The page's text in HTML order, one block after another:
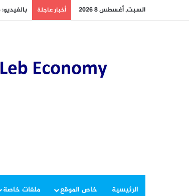
السبت, أغسطس 8 2026 أخبار عاجلة
الرئيسية خاص الموقع ملفات خاصة